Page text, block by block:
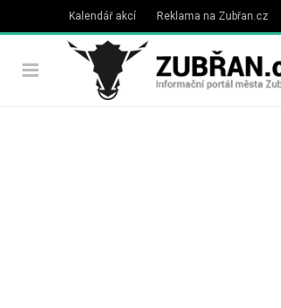
Kalendář akcí Reklama na Zubřan.cz